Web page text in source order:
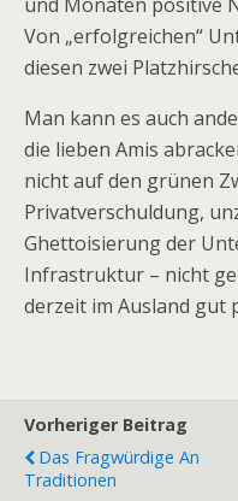
Von „erfolgreichen“
diesen zwei
Man kann es auch
die lieben Amis
nicht auf den grünen
Privatverschuldung,
Ghettoisierung der
Infrastruktur – nicht
derzeit im Ausland gut
Vorheriger Beitrag
Das Fragwürdige An
Traditionen